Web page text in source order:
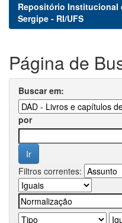
Repositório Institucional
Sergipe - RI/UFS
Página de
Buscar em:
por
Filtros correntes: